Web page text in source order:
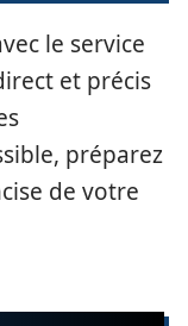
le service
et précis
préparez
de votre